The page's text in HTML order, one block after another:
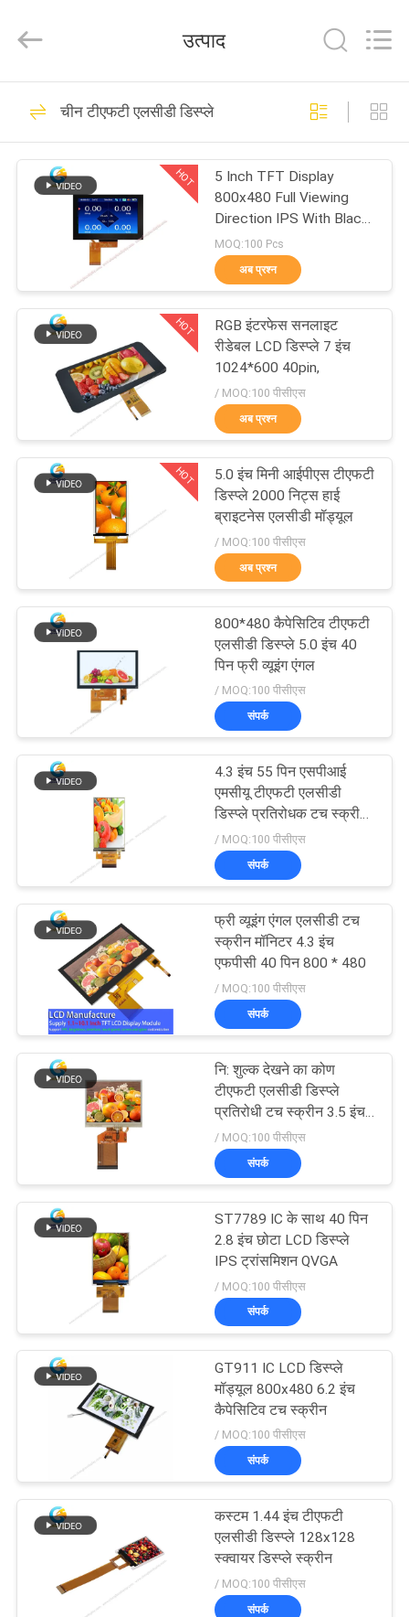
उत्पाद
कारखाने
गुणवत्ता
नियंत्रण
संपर्क
करें
साइटमैप
PRIVACY
Optoelectronic
Rights
छोटी एलसीडी टच स्क्रीन
190
टीएफटी एलसीडी डिस्प्ले
237
टीएफटी एलसीडी
कैपेसिटिव टचस्क्रीन
एलसीडी डिस्प्ले मॉड्यूल
आईपीएस एलसीडी डिस्प्ले
133
प्रतिरोधी एलसीडी डिस्प्ले
टीएफटी एलसीडी टच
स्क्रीन
टीएफटी एलसीडी मॉनिटर
उत्पाद
चीन टीएफटी एलसीडी डिस्प्ले
HOT
5 Inch TFT Display
800x480 Full Viewing
Direction IPS With Black
Glass Cover
MOQ:100 Pcs
अब प्रश्न
HOT
RGB इंटरफेस सनलाइट
रीडेबल LCD डिस्प्ले 7 इंच
1024*600 40pin,
/ MOQ:100 पीसीएस
अब प्रश्न
HOT
5.0 इंच मिनी आईपीएस टीएफटी
डिस्प्ले 2000 निट्स हाई
ब्राइटनेस एलसीडी मॉड्यूल
/ MOQ:100 पीसीएस
अब प्रश्न
800*480 कैपेसिटिव टीएफटी
एलसीडी डिस्प्ले 5.0 इंच 40
पिन फ्री व्यूइंग एंगल
/ MOQ:100 पीसीएस
संपर्क
4.3 इंच 55 पिन एसपीआई
एमसीयू टीएफटी एलसीडी
डिस्प्ले प्रतिरोधक टच स्क्रीन
मॉनिटर
/ MOQ:100 पीसीएस
संपर्क
फ्री व्यूइंग एंगल एलसीडी टच
स्क्रीन मॉनिटर 4.3 इंच
एफपीसी 40 पिन 800 * 480
/ MOQ:100 पीसीएस
संपर्क
नि: शुल्क देखने का कोण
टीएफटी एलसीडी डिस्प्ले
प्रतिरोधी टच स्क्रीन 3.5 इंच
320 * 240
/ MOQ:100 पीसीएस
संपर्क
ST7789 IC के साथ 40 पिन
2.8 इंच छोटा LCD डिस्प्ले
IPS ट्रांसमिशन QVGA
/ MOQ:100 पीसीएस
संपर्क
GT911 IC LCD डिस्प्ले
मॉड्यूल 800x480 6.2 इंच
कैपेसिटिव टच स्क्रीन
/ MOQ:100 पीसीएस
संपर्क
कस्टम 1.44 इंच टीएफटी
एलसीडी डिस्प्ले 128x128
स्क्वायर डिस्प्ले स्क्रीन
/ MOQ:100 पीसीएस
संपर्क